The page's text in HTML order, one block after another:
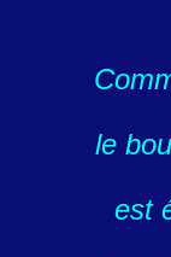
le
est